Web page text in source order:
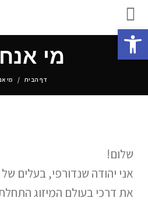
מי
דף הבית מי
שלום!
אני יהודה שנדורפי, בעלים
פתח סרגל נגישות